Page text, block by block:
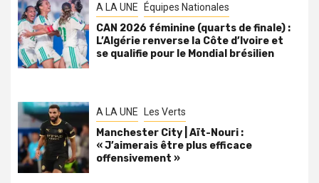
A LA UNE Équipes Nationales
CAN 2026 féminine (quarts de finale) :
L’Algérie renverse la Côte d’Ivoire et
se qualifie pour le Mondial brésilien
A LA UNE Les Verts
Manchester City | Aït-Nouri :
« J’aimerais être plus efficace
offensivement »